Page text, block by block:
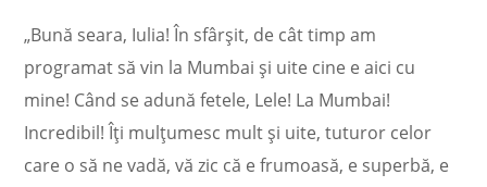
„Bună seara, Iulia! În sfârșit, de cât timp am
programat să vin la Mumbai și uite cine e aici cu
mine! Când se adună fetele, Lele! La Mumbai!
Incredibil! Îți mulțumesc mult și uite, tuturor celor
care o să ne vadă, vă zic că e frumoasă, e superbă, e